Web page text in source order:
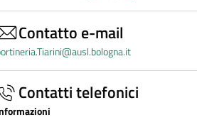
Contatto e-mail
Contatti telefonici